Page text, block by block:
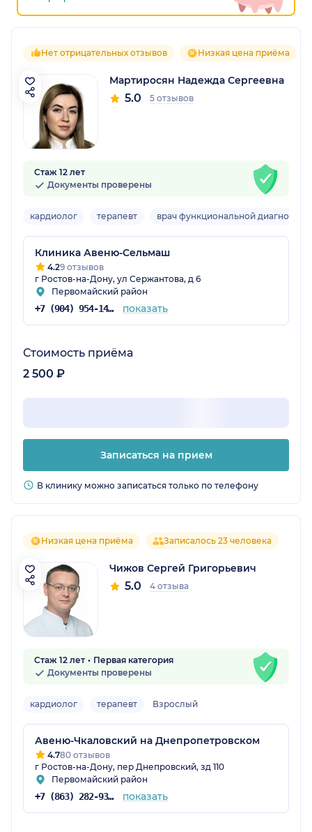
Нет отрицательных отзывов Низкая цена приёма
Мартиросян Надежда Сергеевна
5.0 5 отзывов
Стаж 12 лет
Документы проверены
кардиолог терапевт врач функциональной
Клиника Авеню-Сельмаш
4.29 отзывов
г Ростов-на-Дону, ул Сержантова, д 6
Первомайский район
+7 (904) 954-14-39 показать
Стоимость приёма
2 500 ₽
Записаться на прием
В клинику можно записаться только по телефону
Низкая цена приёма Записалось 23 человека
Чижов Сергей Григорьевич
5.0 4 отзыва
Стаж 12 лет
Первая категория
Документы проверены
кардиолог терапевт Взрослый
Авеню-Чкаловский на Днепропетровском
4.780 отзывов
г Ростов-на-Дону, пер Днепровский, зд 110
Первомайский район
+7 (863) 282-93-77 показать